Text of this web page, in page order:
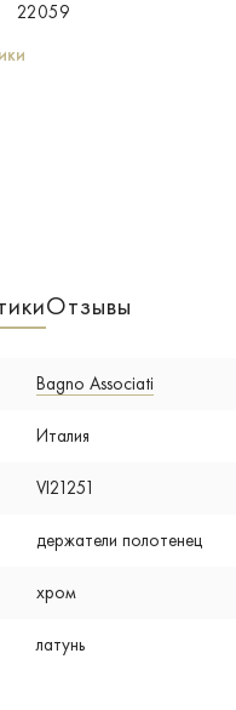
22059
Отзывы
Bagno Associati
Италия
VI21251
держатели полотенец
хром
латунь